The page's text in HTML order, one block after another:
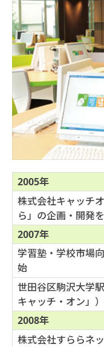
2005年
株式会社キャッチ
ら」の企画・開発
2007年
学習塾・学校市場
始
世田谷区駒沢大学
キャッチ・オン」
2008年
株式会社すららネ